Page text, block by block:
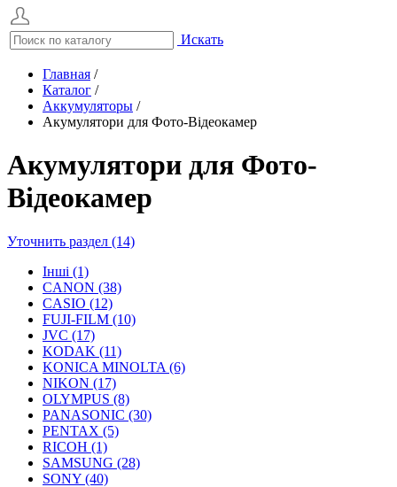
Искать
Главная /
Каталог /
Аккумуляторы /
Акумулятори для Фото-Відеокамер
Акумулятори для Фото-
Відеокамер
Уточнить раздел (14)
Інші (1)
CANON (38)
CASIO (12)
FUJI-FILM (10)
JVC (17)
KODAK (11)
KONICA MINOLTA (6)
NIKON (17)
OLYMPUS (8)
PANASONIC (30)
PENTAX (5)
RICOH (1)
SAMSUNG (28)
SONY (40)